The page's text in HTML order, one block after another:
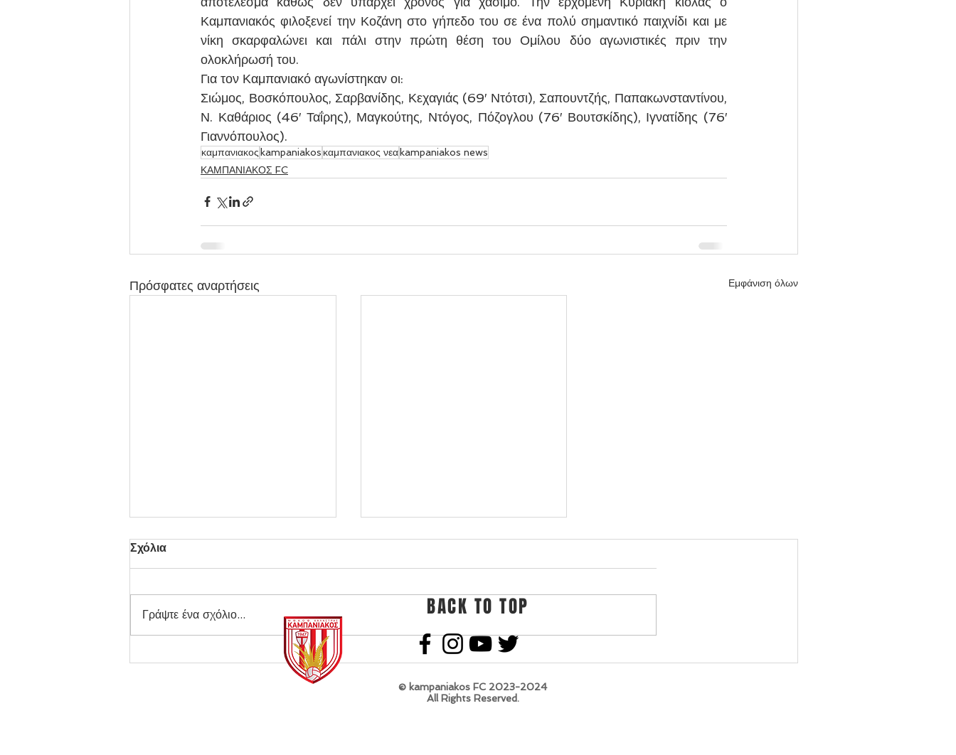
Καμπανιακός φιλοξενεί την Κοζάνη στο γήπεδο του σε ένα πολύ σημαντικό παιχνίδι και με
νίκη σκαρφαλώνει και πάλι στην πρώτη θέση του Ομίλου δύο αγωνιστικές πριν την
ολοκλήρωσή του.
Για τον Καμπανιακό αγωνίστηκαν οι:
Σιώμος, Βοσκόπουλος, Σαρβανίδης, Κεχαγιάς (69′ Ντότσι), Σαπουντζής, Παπακωνσταντίνου,
Ν. Καθάριος (46′ Ταΐρης), Μαγκούτης, Ντόγος, Πόζογλου (76′ Βουτσκίδης), Ιγνατίδης (76′
Γιαννόπουλος).
καμπανιακος kampaniakos καμπανιακος νεα kampaniakos news
ΚΑΜΠΑΝΙΑΚΟΣ FC
Πρόσφατες αναρτήσεις Εμφάνιση όλων
ΠΑΣ Γιάννινα -
Σχόλια
Γράψτε ένα σχόλιο... BACK TO TOP
© kampaniakos FC 2023-2024
All Rights Reserved.